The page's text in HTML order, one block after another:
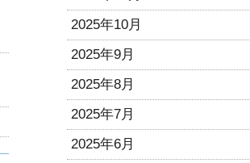
2025年10月
2025年9月
2025年8月
2025年7月
2025年6月